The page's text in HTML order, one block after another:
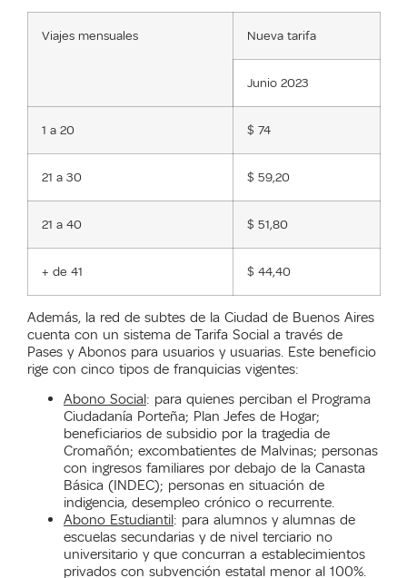
Viajes mensuales Nueva tarifa
Junio 2023
1 a 20 $ 74
21 a 30 $ 59,20
21 a 40 $ 51,80
+ de 41 $ 44,40
Además, la red de subtes de la Ciudad de Buenos Aires
cuenta con un sistema de Tarifa Social a través de
Pases y Abonos para usuarios y usuarias. Este beneficio
rige con cinco tipos de franquicias vigentes:
Abono Social: para quienes perciban el Programa
Ciudadanía Porteña; Plan Jefes de Hogar;
beneficiarios de subsidio por la tragedia de
Cromañón; excombatientes de Malvinas; personas
con ingresos familiares por debajo de la Canasta
Básica (INDEC); personas en situación de
indigencia, desempleo crónico o recurrente.
Abono Estudiantil: para alumnos y alumnas de
escuelas secundarias y de nivel terciario no
universitario y que concurran a establecimientos
privados con subvención estatal menor al 100%.